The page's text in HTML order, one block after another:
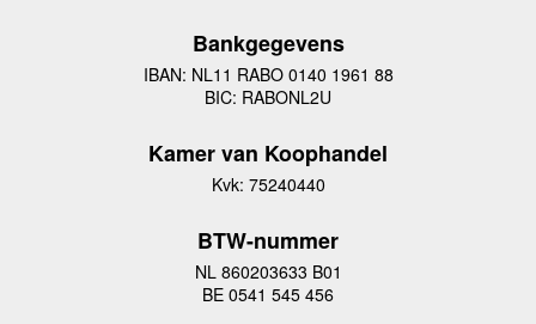
Bankgegevens
IBAN: NL11 RABO 0140 1961 88
BIC: RABONL2U
Kamer van Koophandel
Kvk: 75240440
BTW-nummer
NL 860203633 B01
BE 0541 545 456